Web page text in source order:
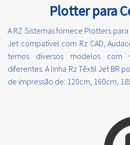
Plotter para
A RZ Sistemas fornece Plotters
Jet compatível com Rz CAD,
temos diversos modelos com
diferentes. A linha Rz Têxtil Jet BR
de impressão de: 120cm, 160cm,